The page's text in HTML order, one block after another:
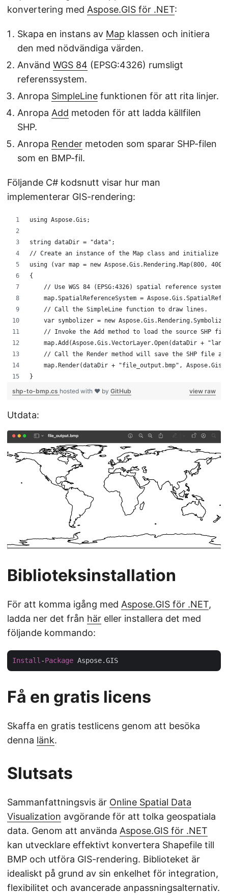
konvertering med Aspose.GIS för .NET:
Skapa en instans av Map klassen och initiera
den med nödvändiga värden.
Använd WGS 84 (EPSG:4326) rumsligt
referenssystem.
Anropa SimpleLine funktionen för att rita linjer.
Anropa Add metoden för att ladda källfilen
SHP.
Anropa Render metoden som sparar SHP-filen
som en BMP-fil.
Följande C# kodsnutt visar hur man
implementerar GIS-rendering:
using Aspose.Gis;
string dataDir = "data";
// Create an instance of the Map class and
using (var map = new Aspose.Gis.Rendering.Map(800,
{
// Use WGS 84 (EPSG:4326) spatial reference
map.SpatialReferenceSystem =
    // Call the SimpleLine function to draw lines.
var symbolizer = new
// Invoke the Add method to load the source SHP
map.Add(Aspose.Gis.VectorLayer.Open(dataDir +
// Call the Render method will save the SHP file
map.Render(dataDir + "file_output.bmp",
}
view raw
shp-to-bmp.cs hosted with ❤ by GitHub
Utdata:
Biblioteksinstallation
För att komma igång med Aspose.GIS för .NET,
ladda ner det från här eller installera det med
följande kommando:
Install -Package
Få en gratis licens
Skaffa en gratis testlicens genom att besöka
denna länk.
Slutsats
Sammanfattningsvis är Online Spatial Data
Visualization avgörande för att tolka geospatiala
data. Genom att använda Aspose.GIS för .NET
kan utvecklare effektivt konvertera Shapefile till
BMP och utföra GIS-rendering. Biblioteket är
idealiskt på grund av sin enkelhet för integration,
flexibilitet och avancerade anpassningsalternativ.